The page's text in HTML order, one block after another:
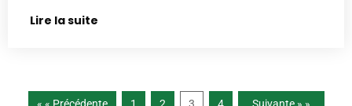
Lire la suite